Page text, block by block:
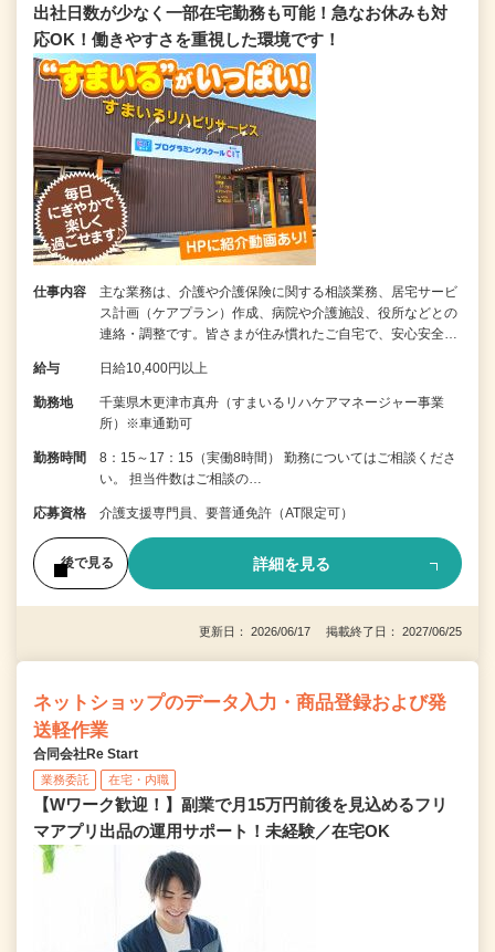
出社日数が少なく一部在宅勤務も可能！急なお休みも対
応OK！働きやすさを重視した環境です！
仕事内容
主な業務は、介護や介護保険に関する相談業務、居宅サービ
ス計画（ケアプラン）作成、病院や介護施設、役所などとの
連絡・調整です。皆さまが住み慣れたご自宅で、安心安全…
給与 日給10,400円以上
勤務地
千葉県木更津市真舟（すまいるリハケアマネージャー事業
所）※車通勤可
勤務時間
8：15～17：15（実働8時間） 勤務についてはご相談くださ
い。 担当件数はご相談の…
応募資格 介護支援専門員、要普通免許（AT限定可）
後で見る 詳細を見る
更新日： 2026/06/17 掲載終了日： 2027/06/25
ネットショップのデータ入力・商品登録および発
送軽作業
合同会社Re Start
業務委託 在宅・内職
【Wワーク歓迎！】副業で月15万円前後を見込めるフリ
マアプリ出品の運用サポート！未経験／在宅OK